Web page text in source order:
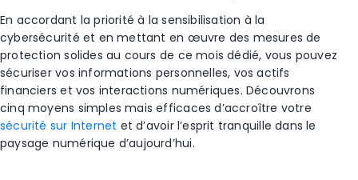
En accordant la priorité à la sensibilisation à la
cybersécurité et en mettant en œuvre des mesures de
protection solides au cours de ce mois dédié, vous pouvez
sécuriser vos informations personnelles, vos actifs
financiers et vos interactions numériques. Découvrons
cinq moyens simples mais efficaces d’accroître votre
sécurité sur Internet et d’avoir l’esprit tranquille dans le
paysage numérique d’aujourd’hui.